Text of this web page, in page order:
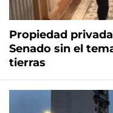
Propiedad
Senado sin el
tierras